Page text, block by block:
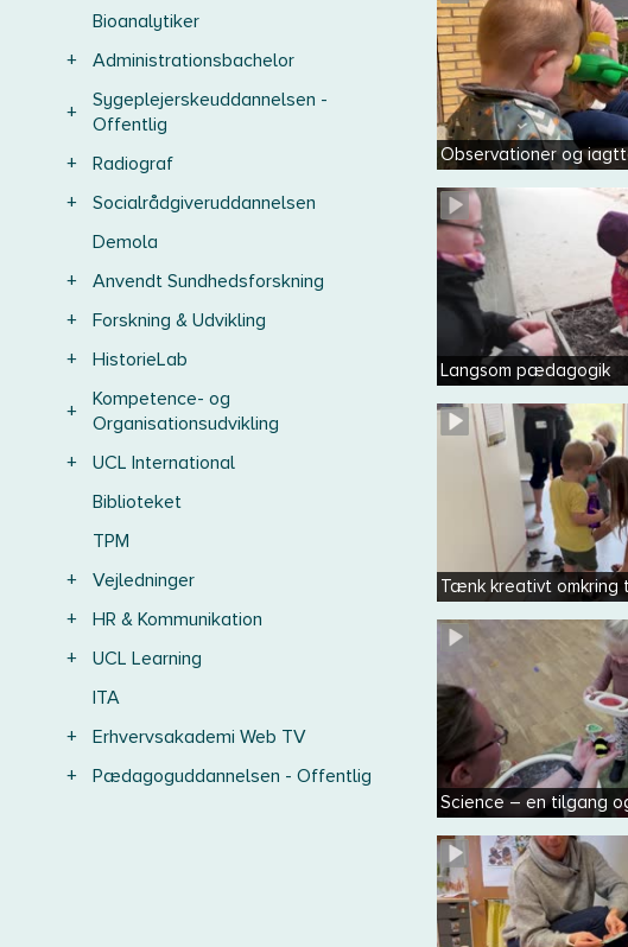
Bioanalytiker
+
Administrationsbachelor
+
Sygeplejerskeuddannelsen -
Offentlig
+
Radiograf
+
Socialrådgiveruddannelsen
Demola
+
Anvendt Sundhedsforskning
+
Forskning & Udvikling
+
HistorieLab
+
Kompetence- og
Organisationsudvikling
+
UCL International
Biblioteket
TPM
+
Vejledninger
+
HR & Kommunikation
+
UCL Learning
ITA
+
Erhvervsakademi Web TV
+
Pædagoguddannelsen - Offentlig
Observationer og
Langsom pædagogik
Tænk kreativt omkring
Science – en tilgang